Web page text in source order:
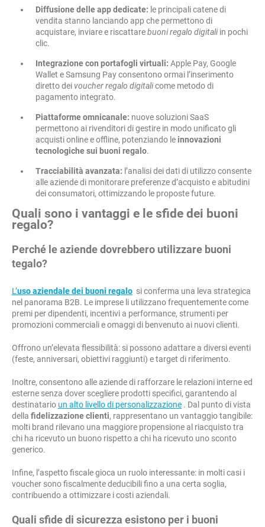
Diffusione delle app dedicate: le principali catene di
vendita stanno lanciando app che permettono di
acquistare, inviare e riscattarebuoni regalo digitali in pochi
clic.
Integrazione con portafogli virtuali: Apple Pay, Google
Wallet e Samsung Pay consentono ormai l’inserimento
diretto dei voucher regalo digitalicome metodo di
pagamento integrato.
Piattaforme omnicanale: nuove soluzioni SaaS
permettono ai rivenditori di gestire in modo unificato gli
acquisti online e offline, potenziando le innovazioni
tecnologiche sui buoni regalo.
Tracciabilità avanzata: l’analisi dei dati di utilizzo consente
alle aziende di monitorare preferenze d’acquisto e abitudini
dei consumatori, ottimizzando le proposte future.
Quali sono i vantaggi e le sfide dei buoni
regalo?
Perché le aziende dovrebbero utilizzare buoni
tegalo?
L’uso aziendale dei buoni regalo si conferma una leva strategica
nel panorama B2B. Le imprese li utilizzano frequentemente come
premi per dipendenti, incentivi a performance, strumenti per
promozioni commerciali e omaggi di benvenuto ai nuovi clienti.
Offrono un’elevata flessibilità: si possono adattare a diversi eventi
(feste, anniversari, obiettivi raggiunti) e target di riferimento.
Inoltre, consentono alle aziende di rafforzare le relazioni interne ed
esterne senza dover scegliere prodotti specifici, garantendo al
destinatario un alto livello di personalizzazione . Dal punto di vista
della fidelizzazione clienti, rappresentano un vantaggio tangibile:
molti brand rilevano una maggiore propensione al riacquisto tra
chi ha ricevuto un buono rispetto a chi ha ricevuto uno sconto
generico.
Infine, l’aspetto fiscale gioca un ruolo interessante: in molti casi i
voucher sono fiscalmente deducibili fino a una certa soglia,
contribuendo a ottimizzare i costi aziendali.
Quali sfide di sicurezza esistono per i buoni